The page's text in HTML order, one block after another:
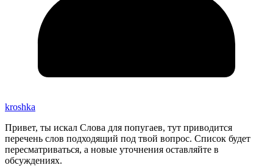
kroshka
Привет, ты искал Слова для попугаев, тут приводится
перечень слов подходящий под твой вопрос. Список будет
пересматриваться, а новые уточнения оставляйте в
обсуждениях.